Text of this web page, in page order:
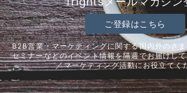
ご登録はこちら
B2B営業・マーケティングに関する国内外のさ
セミナーなどのイベント情報を隔週でお届けし
／マーケティング活動にお役立てく